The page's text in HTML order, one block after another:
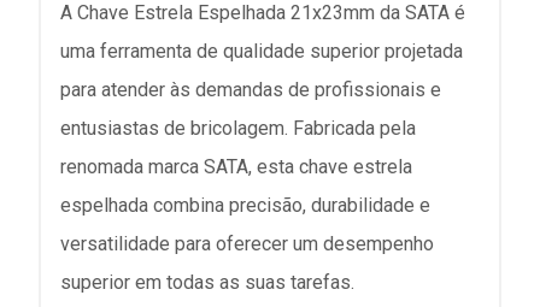
A Chave Estrela Espelhada 21x23mm da SATA é
uma ferramenta de qualidade superior projetada
para atender às demandas de profissionais e
entusiastas de bricolagem. Fabricada pela
renomada marca SATA, esta chave estrela
espelhada combina precisão, durabilidade e
versatilidade para oferecer um desempenho
superior em todas as suas tarefas.